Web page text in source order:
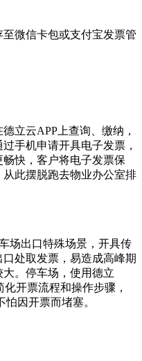
微信卡包或支付宝发票管
立云APP上查询、缴纳，
手机申请开具电子发票，
快，客户将电子发票保
此摆脱跑去物业办公室排
场出口特殊场景，开具传
处取发票，易造成高峰期
。停车场，使用德立
开票流程和操作步骤，
因开票而堵塞。